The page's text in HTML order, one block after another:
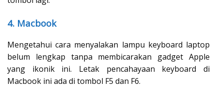
4. Macbook
Mengetahui cara menyalakan lampu keyboard laptop
belum lengkap tanpa membicarakan gadget Apple
yang ikonik ini. Letak pencahayaan keyboard di
Macbook ini ada di tombol F5 dan F6.